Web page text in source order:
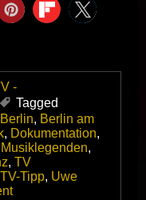
-
Tagged
Berlin, Berlin am
, Dokumentation,
Musiklegenden,
, TV
TV-Tipp, Uwe
on